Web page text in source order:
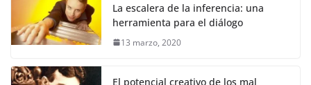
La escalera de la inferencia: una
herramienta para el diálogo
13 marzo, 2020
El potencial creativo de los mal